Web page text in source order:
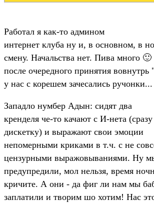
Работал я как-то админом
интернет клуба ну и, в основном, в
смену. Начальства нет. Пива много
после очередного принятия вовнутрь
у нас с корешем зачесались ручонки...
Западло нумбер Адын: сидят два
кренделя че-то качают с И-нета
дискетку) и выражают свои эмоции
непомерными криками в т.ч. с не
цензурными выражовываниями. Ну
предупредили, мол нельзя, время
кричите. А они - да фиг ли нам мы
заплатили и творим шо хотим! Нас